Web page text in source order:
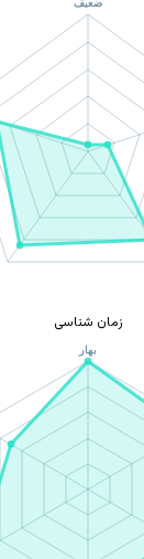
زمان شناسی